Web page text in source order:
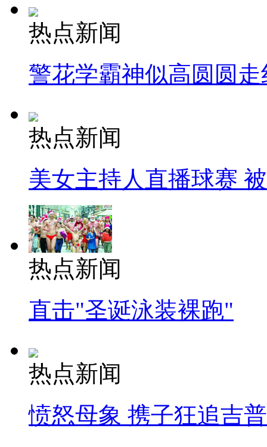
热点新闻
警花学霸神似高圆圆走
热点新闻
美女主持人直播球赛
热点新闻
直击"圣诞泳装裸跑"
热点新闻
愤怒母象 携子狂追吉